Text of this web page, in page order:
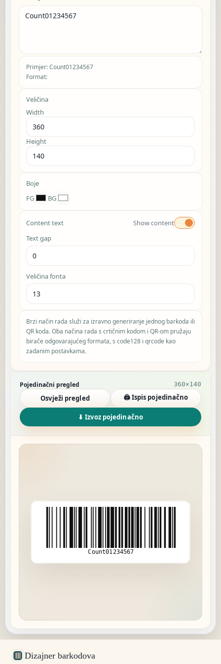
Primjer: Count01234567
Format:
Veličina
Width
Height
Boje
FG
BG
Content text
Show content
Text gap
Veličina fonta
Brzi način rada služi za izravno generiranje jednog barkoda ili
QR koda. Oba načina rada s crtičnim kodom i QR-om pružaju
birače odgovarajućeg formata, s code128 i qrcode kao
zadanim postavkama.
Pojedinačni pregled 360×140
Osvježi pregled 🖨 Ispis pojedinačno
⬇ Izvoz pojedinačno
Count01234567
Dizajner barkodova